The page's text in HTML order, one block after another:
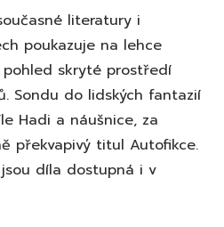
literatury i
poukazuje na lehce
skryté prostředí
Sondu do lidských fantazií
Hadi a náušnice, za
překvapivý titul Autofikce.
díla dostupná i v